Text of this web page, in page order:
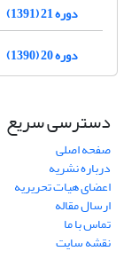
دوره 21 (1391)
دوره 20 (1390)
دسترسی سریع
صفحه اصلی
درباره نشریه
اعضای هیات تحریریه
ارسال مقاله
تماس با ما
نقشه سایت